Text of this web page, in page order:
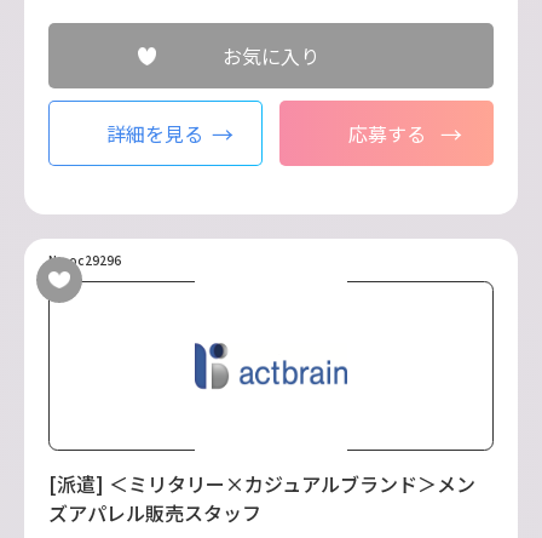
お気に入り
詳細を見る 応募する
No.oc29296
[派遣] ＜ミリタリー×カジュアルブランド＞メン
ズアパレル販売スタッフ